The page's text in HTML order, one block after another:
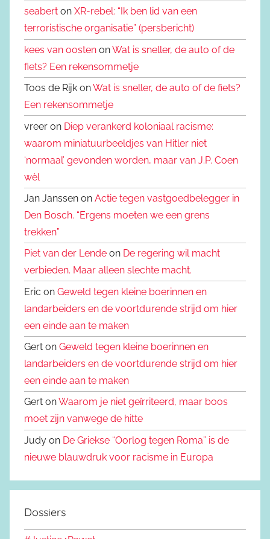
seabert on XR-rebel: “Ik ben lid van een
terroristische organisatie” (persbericht)
kees van oosten onWat is sneller, de auto of de
fiets? Een rekensommetje
Toos de Rijk onWat is sneller, de auto of de fiets?
Een rekensommetje
vreer on Diep verankerd koloniaal racisme:
waarom miniatuurbeeldjes van Hitler niet
‘normaal’ gevonden worden, maar van J.P. Coen
wèl
Jan Janssen on Actie tegen vastgoedbelegger in
Den Bosch. “Ergens moeten we een grens
trekken”
Piet van der Lende on De regering wil macht
verbieden. Maar alleen slechte macht.
Eric on Geweld tegen kleine boerinnen en
landarbeiders en de voortdurende strijd om hier
een einde aan te maken
Gert on Geweld tegen kleine boerinnen en
landarbeiders en de voortdurende strijd om hier
een einde aan te maken
Gert onWaarom je niet geïrriteerd, maar boos
moet zijn vanwege de hitte
Judy on De Griekse “Oorlog tegen Roma” is de
nieuwe blauwdruk voor racisme in Europa
Dossiers